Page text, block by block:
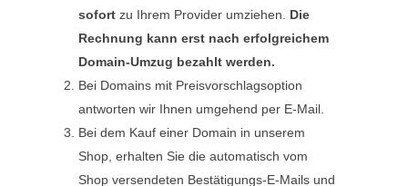
sofort zu Ihrem Provider umziehen. Die
Rechnung kann erst nach erfolgreichem
Domain-Umzug bezahlt werden.
Bei Domains mit Preisvorschlagsoption
antworten wir Ihnen umgehend per E-Mail.
Bei dem Kauf einer Domain in unserem
Shop, erhalten Sie die automatisch vom
Shop versendeten Bestätigungs-E-Mails und